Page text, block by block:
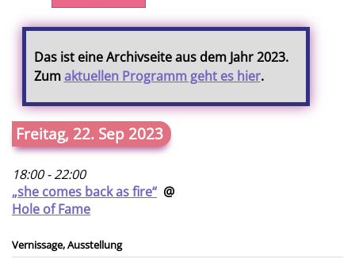
Das ist eine Archivseite aus dem Jahr 2023.
Zumaktuellen Programm geht es hier.
Freitag, 22. Sep 2023
18:00 - 22:00
„she comes back as fire“ @
Hole of Fame
Vernissage, Ausstellung